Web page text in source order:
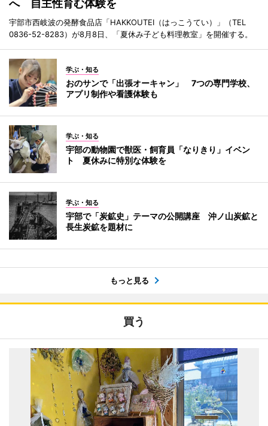
へ 自主性育む体験を
宇部市西岐波の発酵食品店「HAKKOUTEI（はっこうてい）」（TEL
0836-52-8283）が8月8日、「夏休み子ども料理教室」を開催する。
学ぶ・知る
おのサンで「出張オーキャン」 7つの専門学校、
アプリ制作や看護体験も
学ぶ・知る
宇部の動物園で獣医・飼育員「なりきり」イベン
ト 夏休みに特別な体験を
学ぶ・知る
宇部で「炭鉱史」テーマの公開講座 沖ノ山炭鉱と
長生炭鉱を題材に
もっと見る
買う